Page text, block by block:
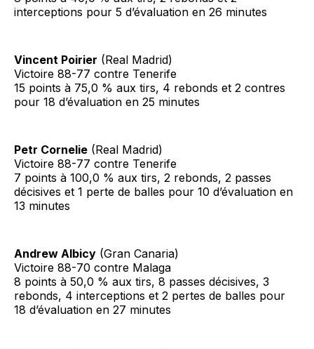
interceptions pour 5 d’évaluation en 26 minutes
Vincent Poirier (Real Madrid)
Victoire 88-77 contre Tenerife
15 points à 75,0 % aux tirs, 4 rebonds et 2 contres
pour 18 d’évaluation en 25 minutes
Petr Cornelie (Real Madrid)
Victoire 88-77 contre Tenerife
7 points à 100,0 % aux tirs, 2 rebonds, 2 passes
décisives et 1 perte de balles pour 10 d’évaluation en
13 minutes
Andrew Albicy (Gran Canaria)
Victoire 88-70 contre Malaga
8 points à 50,0 % aux tirs, 8 passes décisives, 3
rebonds, 4 interceptions et 2 pertes de balles pour
18 d’évaluation en 27 minutes